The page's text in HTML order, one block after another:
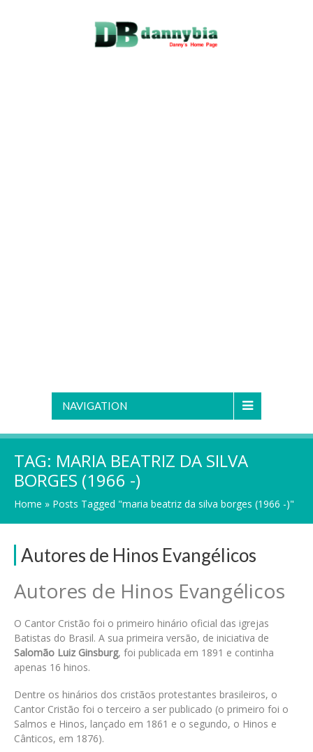
NAVIGATION
TAG: MARIA BEATRIZ DA SILVA
BORGES (1966 -)
Home » Posts Tagged "maria beatriz da silva borges (1966 -)"
Autores de Hinos Evangélicos
Autores de Hinos Evangélicos
O Cantor Cristão foi o primeiro hinário oficial das igrejas
Batistas do Brasil. A sua primeira versão, de iniciativa de
Salomão Luiz Ginsburg, foi publicada em 1891 e continha
apenas 16 hinos.
Dentre os hinários dos cristãos protestantes brasileiros, o
Cantor Cristão foi o terceiro a ser publicado (o primeiro foi o
Salmos e Hinos, lançado em 1861 e o segundo, o Hinos e
Cânticos, em 1876).